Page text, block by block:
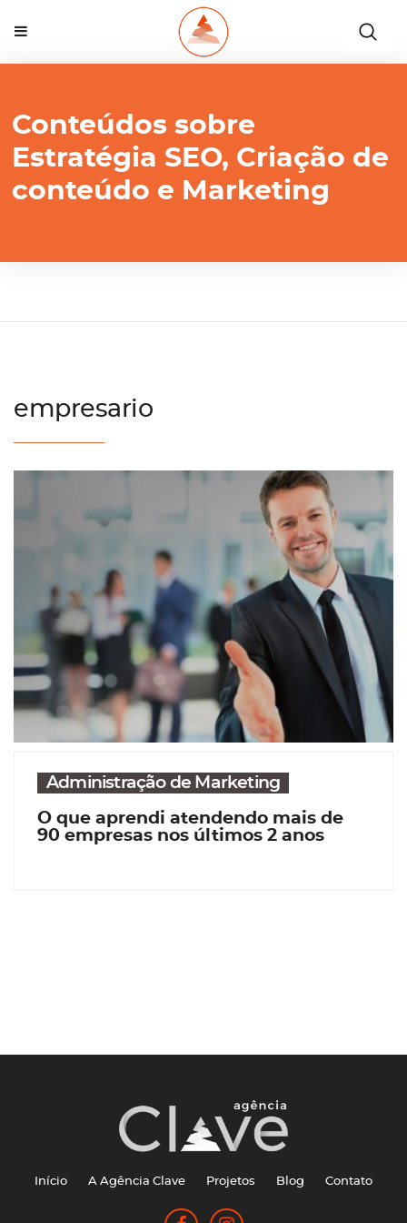
Conteúdos sobre
Estratégia SEO, Criação de
conteúdo e Marketing
empresario
Administração de Marketing
O que aprendi atendendo mais de
90 empresas nos últimos 2 anos
Início A Agência Clave Projetos Blog Contato